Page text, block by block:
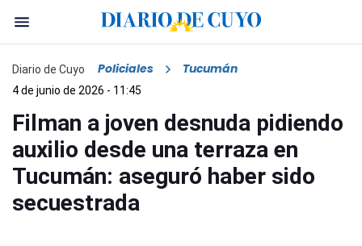
Diario de Cuyo Policiales Tucumán
4 de junio de 2026 - 11:45
Filman a joven desnuda pidiendo
auxilio desde una terraza en
Tucumán: aseguró haber sido
secuestrada